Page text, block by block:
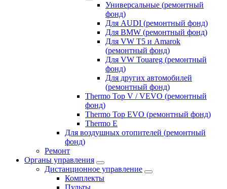
Универсальные (ремонтный
фонд)
Для AUDI (ремонтный фонд)
Для BMW (ремонтный фонд)
Для VW T5 и Amarok
(ремонтный фонд)
Для VW Touareg (ремонтный
фонд)
Для других автомобилей
(ремонтный фонд)
Thermo Top V / VEVO (ремонтный
фонд)
Thermo Top EVO (ремонтный фонд)
Thermo E
Для воздушных отопителей (ремонтный
фонд)
Ремонт
Органы управления
Дистанционное управление
Комплекты
Пульты